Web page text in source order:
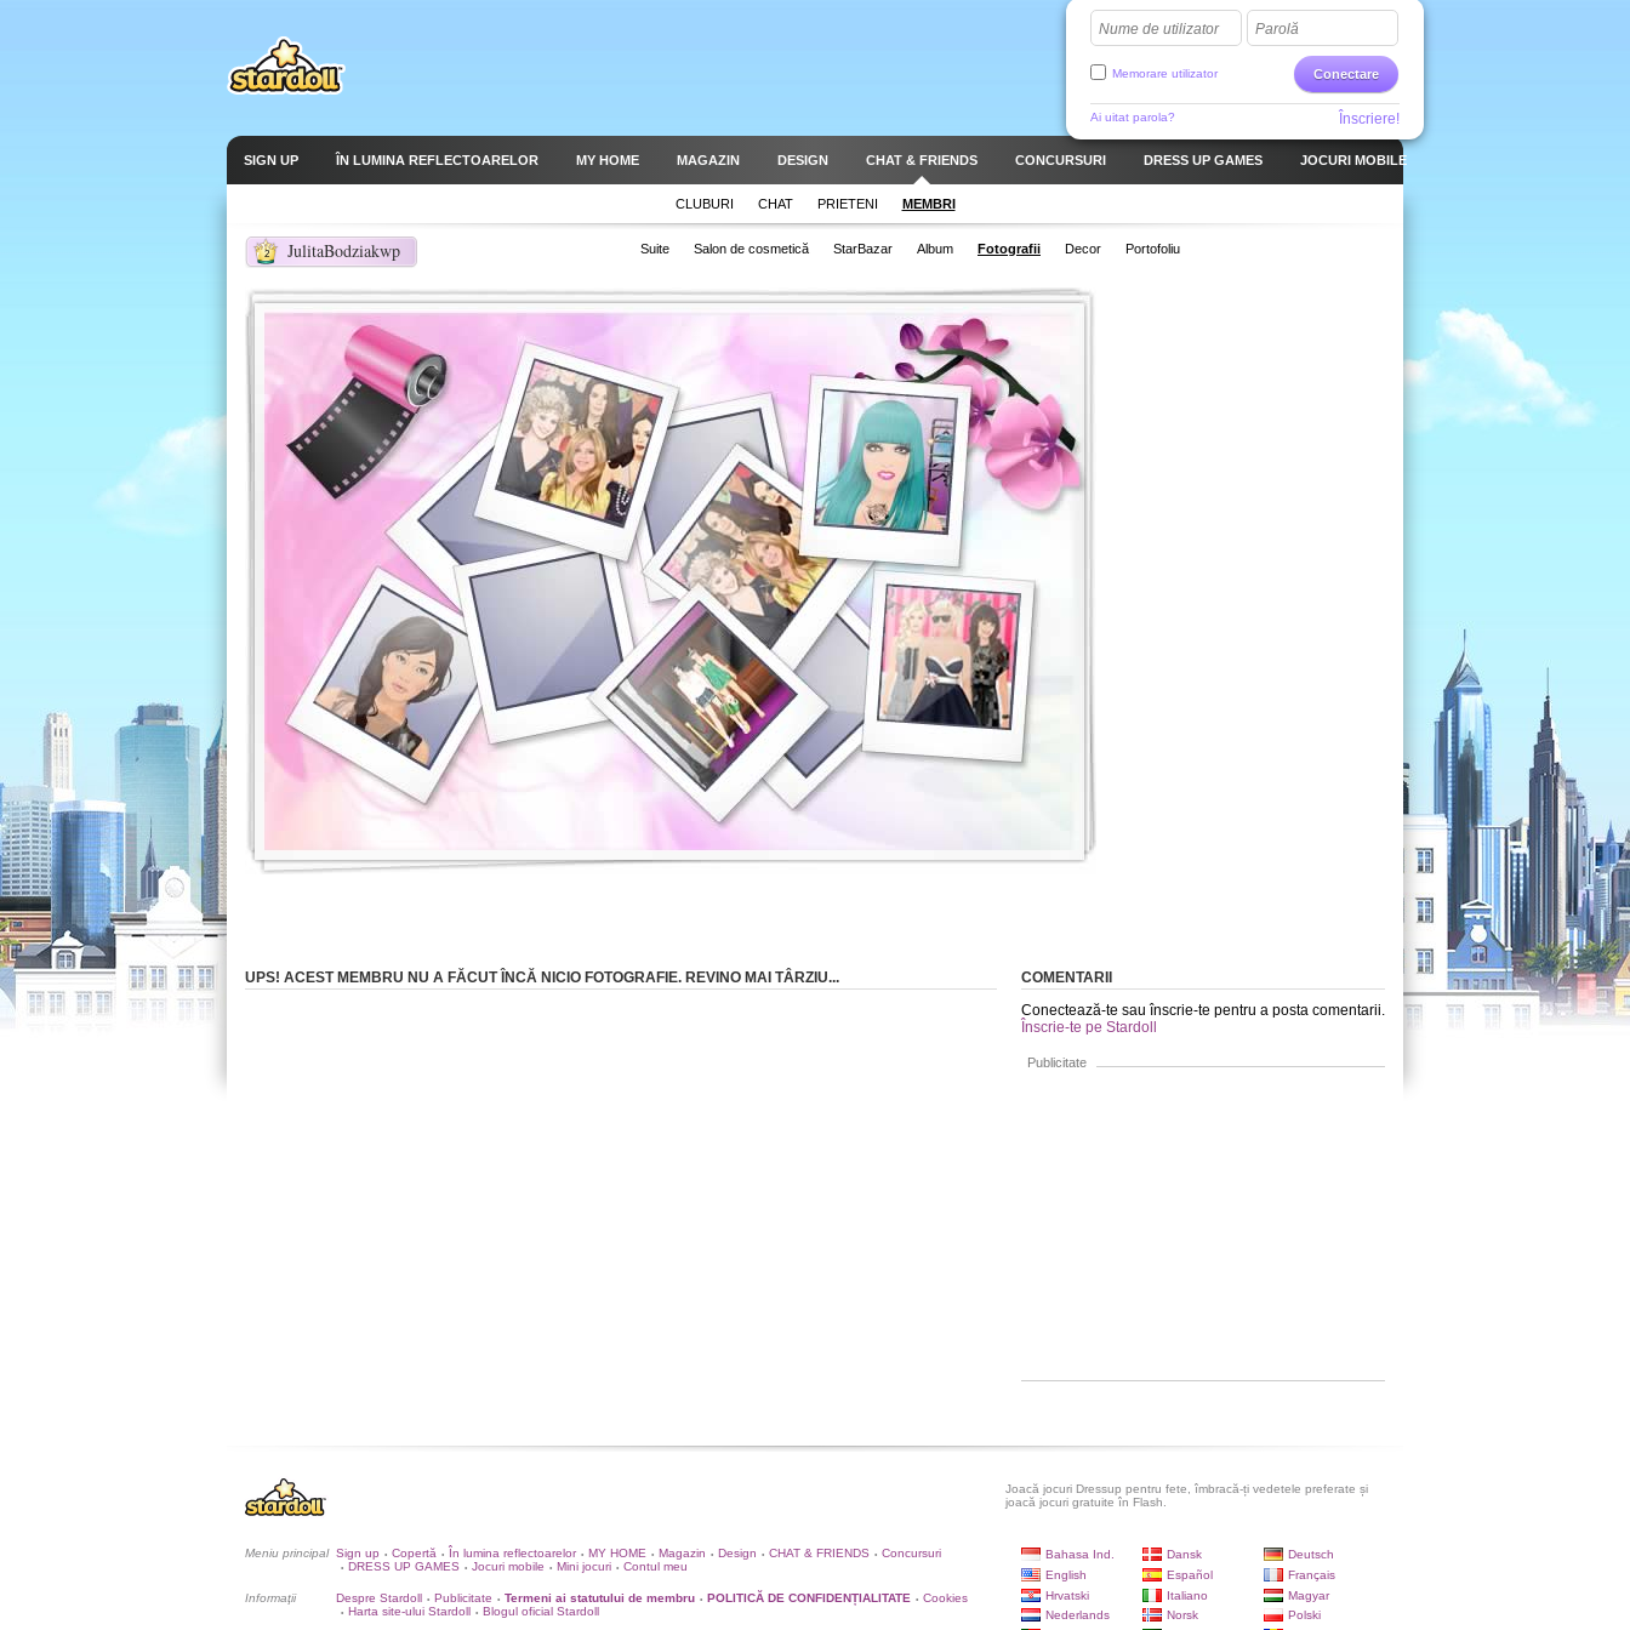
Nume de utilizator Parolă
Conectare
Memorare utilizator
Ai uitat parola? Înscriere!
SIGN UP ÎN LUMINA REFLECTOARELOR MY HOME MAGAZIN DESIGN CHAT & FRIENDS CONCURSURI DRESS UP GAMES JOCURI MOBILE
CLUBURI CHAT PRIETENI MEMBRI
JulitaBodziakwp
2 Suite Salon de cosmetică StarBazar Album Fotografii Decor Portofoliu
UPS! ACEST MEMBRU NU A FĂCUT ÎNCĂ NICIO FOTOGRAFIE. REVINO MAI TÂRZIU...
COMENTARII
Conectează-te sau înscrie-te pentru a posta comentarii.
Înscrie-te pe Stardoll
Publicitate
Joacă jocuri Dressup pentru fete, îmbracă-ți vedetele preferate și
joacă jocuri gratuite în Flash.
Meniu principal Sign up • Copertă • În lumina reflectoarelor • MY HOME • Magazin • Design • CHAT & FRIENDS • Concursuri
• DRESS UP GAMES • Jocuri mobile • Mini jocuri • Contul meu
Informaţii Despre Stardoll • Publicitate • Termeni ai statutului de membru • POLITICĂ DE CONFIDENȚIALITATE • Cookies
• Harta site-ului Stardoll • Blogul oficial Stardoll
Bahasa Ind. Dansk
Deutsch
English
Español
Français
Hrvatski
Italiano
Magyar
Nederlands
Norsk
Polski